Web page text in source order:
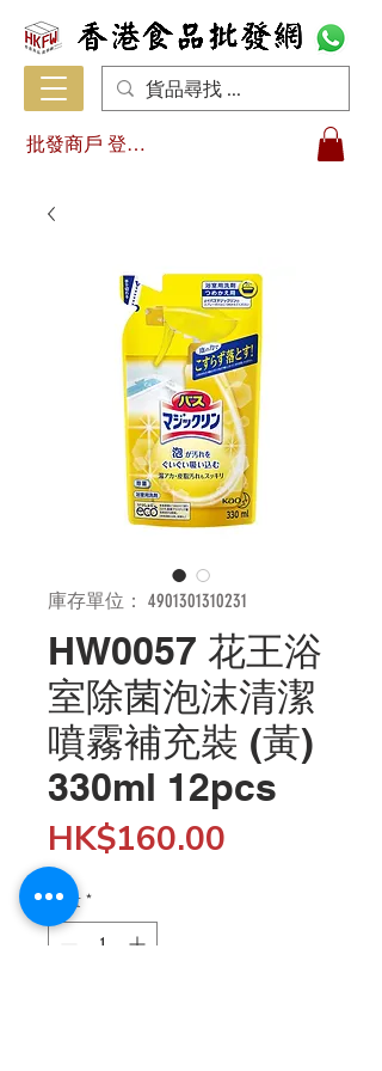
批發商戶 登入/註冊
庫存單位： 4901301310231
HW0057 花王浴
室除菌泡沫清潔
噴霧補充裝 (黃)
330ml 12pcs
HK$160.00
數量 *